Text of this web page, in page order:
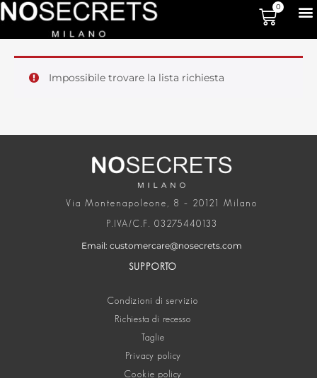
0
Impossibile trovare la lista richiesta
Via Montenapoleone, 8 – 20121 Milano
P.IVA/C.F. 03275440133
Email: customercare@nosecrets.com
SUPPORTO
Condizioni di servizio
Richiesta di recesso
Taglie
Privacy policy
Cookie policy